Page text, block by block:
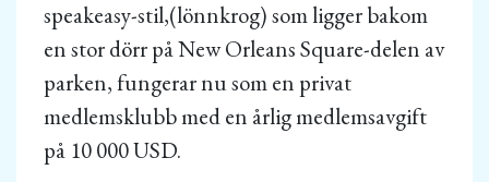
speakeasy-stil,(lönnkrog) som ligger bakom
en stor dörr på New Orleans Square-delen av
parken, fungerar nu som en privat
medlemsklubb med en årlig medlemsavgift
på 10 000 USD.